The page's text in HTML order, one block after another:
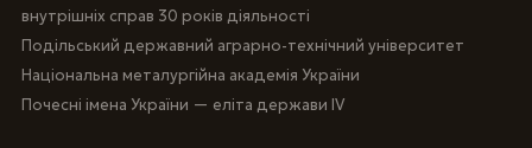
внутрішніх справ 30 років діяльності
Подільський державний аграрно-технічний університет
Національна металургійна академія України
Почесні імена України — еліта держави IV